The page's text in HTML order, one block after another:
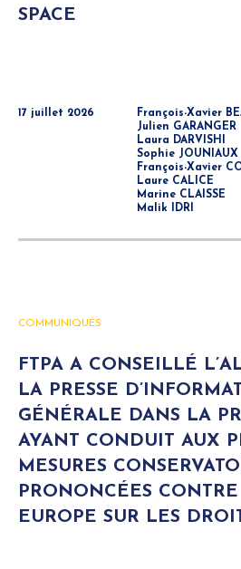
SPACE
17 juillet 2026
François-Xavier
Julien GARANGER
Laura DARVISHI
Sophie JOUNIAUX
François-Xavier
Laure CALICE
Marine CLAISSE
Malik IDRI
COMMUNIQUÉS
FTPA A CONSEILLÉ
LA PRESSE
GÉNÉRALE DANS LA
AYANT CONDUIT AUX
MESURES
PRONONCÉES
EUROPE SUR LES